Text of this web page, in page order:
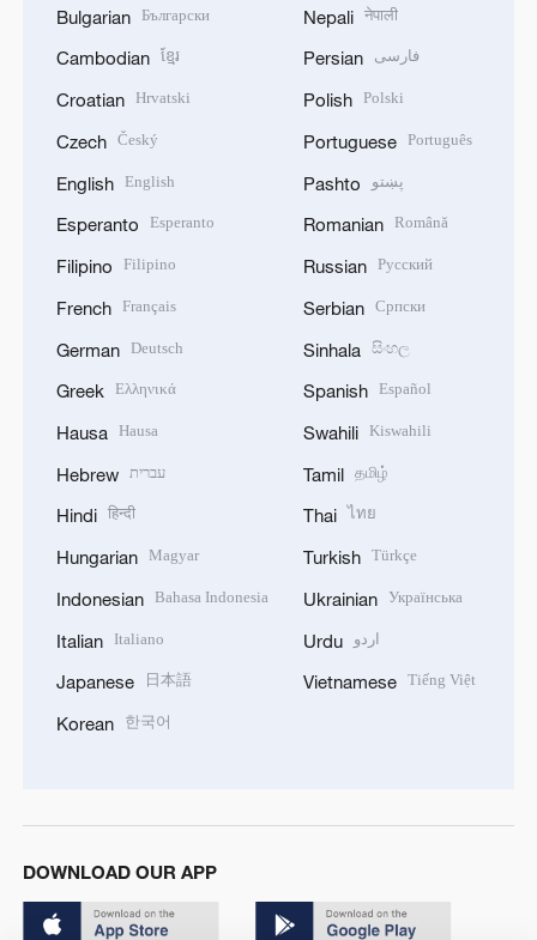
Bulgarian Български
Cambodian ខ្មែរ
Croatian Hrvatski
Czech Český
English English
Esperanto Esperanto
Filipino Filipino
French Français
German Deutsch
Greek Ελληνικά
Hausa Hausa
Hebrew עברית
Hindi हिन्दी
Hungarian Magyar
Indonesian Bahasa Indonesia
Italian Italiano
Japanese 日本語
Korean 한국어
Nepali नेपाली
Persian فارسی
Polish Polski
Portuguese Português
Pashto پښتو
Romanian Română
Russian Русский
Serbian Српски
Sinhala සිංහල
Spanish Español
Swahili Kiswahili
Tamil தமிழ்
Thai ไทย
Turkish Türkçe
Ukrainian Українська
Urdu اردو
Vietnamese Tiếng Việt
DOWNLOAD OUR APP